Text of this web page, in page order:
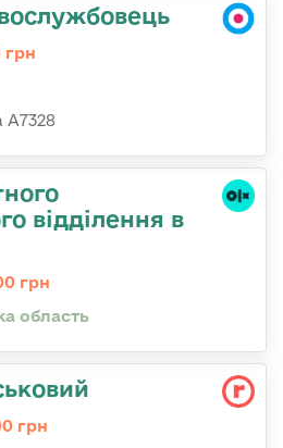
грн
А7328
відділення в
грн
область
грн